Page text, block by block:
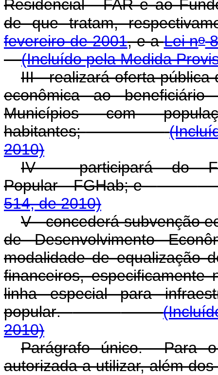
Residencial - FAR e ao
de que tratam,
fevereiro de 2001, e aLei no
(Incluído pela Medida
III - realizará oferta pública
econômica ao
Municípios com
habitantes;
2010)
IV - participará do
Popular - FGHab; e
514, de 2010)
V - concederá subvenção
de Desenvolvimento
modalidade de equalização
financeiros,
linha especial para
popular.
2010)
Parágrafo único. Para
autorizada a utilizar, além